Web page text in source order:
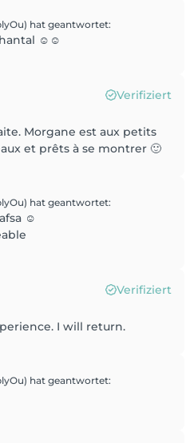
hat geantwortet:
☺️☺️
Verifiziert
Morgane est aux petits
et prêts à se montrer 🙂
hat geantwortet:
☺️
Verifiziert
I will return.
hat geantwortet: